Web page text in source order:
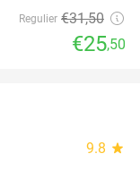
Regulier €31,50
€25,50
9.8 star